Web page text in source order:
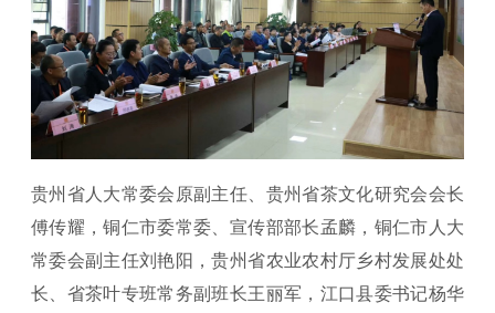
贵州省人大常委会原副主任、贵州省茶文化研究会会长
傅传耀，铜仁市委常委、宣传部部长孟麟，铜仁市人大
常委会副主任刘艳阳，贵州省农业农村厅乡村发展处处
长、省茶叶专班常务副班长王丽军，江口县委书记杨华